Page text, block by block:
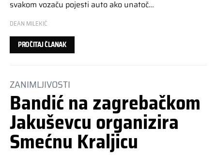
svakom vozaču pojesti auto ako unatoč…
DEAN MILEKIĆ
PROČITAJ ČLANAK
ZANIMLJIVOSTI
Bandić na zagrebačkom
Jakuševcu organizira
Smećnu Kraljicu